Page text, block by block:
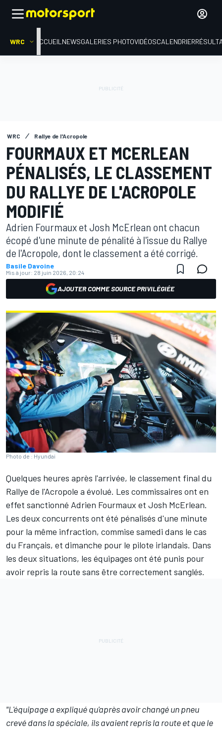
WRC ACCUEIL NEWSGALERIES PHOTOVIDÉOSCALENDRIER
WRC Rallye de l'Acropole
FOURMAUX ET MCERLEAN
PÉNALISÉS, LE CLASSEMENT
DU RALLYE DE L'ACROPOLE
MODIFIÉ
Adrien Fourmaux et Josh McErlean ont chacun
écopé d'une minute de pénalité à l'issue du Rallye
de l'Acropole, dont le classement a été corrigé.
Basile Davoine
Mis à jour: 28 juin 2026, 20:24
AJOUTER COMME SOURCE PRIVILÉGIÉE
Photo de : Hyundai
Quelques heures après l'arrivée, le classement final du
Rallye de l'Acropole a évolué. Les commissaires ont en
effet sanctionné Adrien Fourmaux et Josh McErlean.
Les deux concurrents ont été pénalisés d'une minute
pour la même infraction, commise samedi dans le cas
du Français, et dimanche pour le pilote irlandais. Dans
les deux situations, les équipages ont été punis pour
avoir repris la route sans être correctement sanglés.
"L'équipage a expliqué qu'après avoir changé un pneu
crevé dans la spéciale, ils avaient repris la route et que le